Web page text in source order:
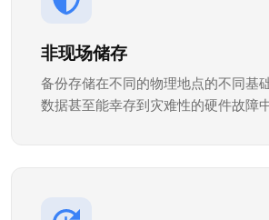
非现场储存
备份存储在不同的物理地点的不同基
数据甚至能幸存到灾难性的硬件故障中